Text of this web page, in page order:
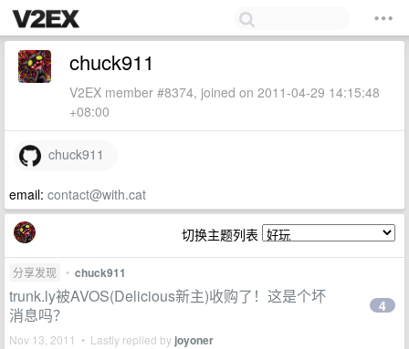
chuck911
V2EX member #8374, joined on 2011-04-29 14:15:48
+08:00
chuck911
email: contact@with.cat
切换主题列表
分享发现 • chuck911
trunk.ly被AVOS(Delicious新主)收购了！这是个坏
消息吗？
Nov 13, 2011 • Lastly replied by joyoner
4